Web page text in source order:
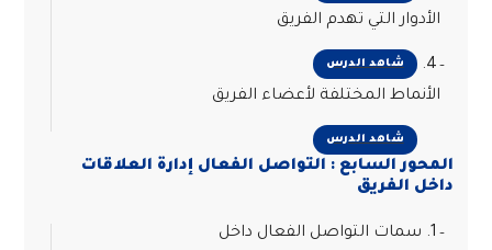
الأدوار التي تهدم الفريق
شاهد الدرس
4.
الأنماط المختلفة لأعضاء الفريق
شاهد الدرس
المحور السابع : التواصل الفعال إدارة العلاقات
داخل الفريق
1. سمات التواصل الفعال داخل